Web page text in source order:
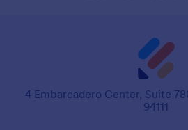
4 Embarcadero Center, Suite
94111